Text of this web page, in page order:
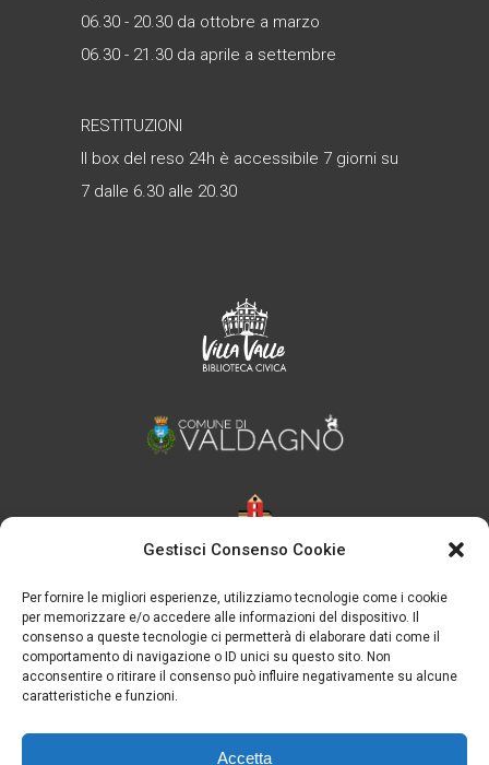
Gestisci Consenso Cookie
Per fornire le migliori esperienze, utilizziamo tecnologie come i cookie
per memorizzare e/o accedere alle informazioni del dispositivo. Il
consenso a queste tecnologie ci permetterà di elaborare dati come il
comportamento di navigazione o ID unici su questo sito. Non
acconsentire o ritirare il consenso può influire negativamente su alcune
caratteristiche e funzioni.
Accetta
06.30 - 20.30 da ottobre a marzo
06.30 - 21.30 da aprile a settembre
RESTITUZIONI
Il box del reso 24h è accessibile 7 giorni su
7 dalle 6.30 alle 20.30